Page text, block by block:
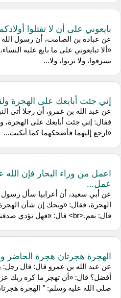
بايعوني على أن لا تقتلوا
عن عبادة بن الصامت، أن رسول
«ألا تبايعوني على ما بايع عليه
تسرقوا، ولا تزنوا، ولا...
إني جئت أبايعك على الهجرة
عن عبد الله بن عمرو، أن رجلا أتى
فقال: إني جئت أبايعك على الهجرة،
«ارجع إليهما فأضحكهما كما أبكيت...
اعمل من وراء البحار فإن
عمل...
عن أبي سعيد، أن أعرابيا سأل
الهجرة، فقال: «ويحك إن شأن
قال: نعم.<br> قال: «فهل تؤدي صدقته...
الهجرة هجرتان هجرة الحاضر
عن عبد الله بن عمرو قال: قال رجل:
أفضل؟ قال: «أن تهجر ما كره ربك
صلى الله عليه وسلم: " الهجرة